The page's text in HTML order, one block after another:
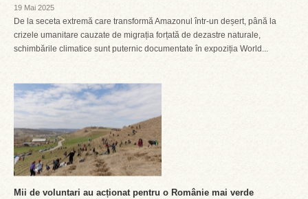
19 Mai 2025
De la seceta extremă care transformă Amazonul într-un deșert, până la
crizele umanitare cauzate de migrația forțată de dezastre naturale,
schimbările climatice sunt puternic documentate în expoziția World...
Mii de voluntari au acționat pentru o Românie mai verde